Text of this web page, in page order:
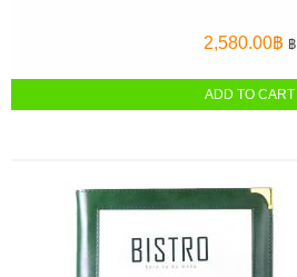
2,580.00฿ ฿
ADD TO CART